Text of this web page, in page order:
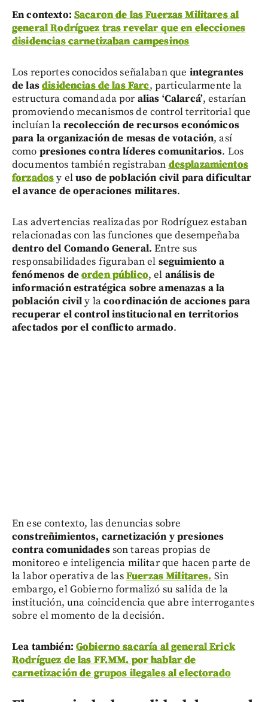
En contexto: Sacaron de las Fuerzas Militares al
general Rodríguez tras revelar que en elecciones
disidencias carnetizaban campesinos
Los reportes conocidos señalaban que integrantes
de lasdisidencias de las Farc, particularmente la
estructura comandada por alias ‘Calarcá’, estarían
promoviendo mecanismos de control territorial que
incluían larecolección de recursos económicos
para la organización de mesas de votación, así
como presiones contra líderes comunitarios. Los
documentos también registraban desplazamientos
forzadosy eluso de población civil para dificultar
el avance de operaciones militares.
Las advertencias realizadas por Rodríguez estaban
relacionadas con las funciones que desempeñaba
dentro del Comando General. Entre sus
responsabilidades figuraban el seguimiento a
fenómenos deorden público, el análisis de
información estratégica sobre amenazas a la
población civily lacoordinación de acciones para
recuperar el control institucional en territorios
afectados por el conflicto armado.
En ese contexto, las denuncias sobre
constreñimientos, carnetización y presiones
contra comunidadesson tareas propias de
monitoreo e inteligencia militar que hacen parte de
la labor operativa de lasFuerzas Militares. Sin
embargo, el Gobierno formalizó su salida de la
institución, una coincidencia que abre interrogantes
sobre el momento de la decisión.
Lea también: Gobierno sacaría al general Erick
Rodríguez de las FF.MM. por hablar de
carnetización de grupos ilegales al electorado